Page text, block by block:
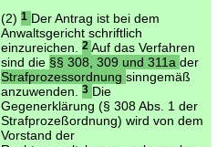
(2) 1 Der Antrag ist bei dem
Anwaltsgericht schriftlich
einzureichen.
2 Auf das Verfahren
sind die §§ 308, 309 und 311a der
Strafprozessordnung sinngemäß
anzuwenden.
3 Die
Gegenerklärung (§ 308 Abs. 1 der
Strafprozeßordnung) wird von dem
Vorstand der